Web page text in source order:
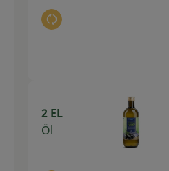
Auswahl ändern
2 EL
Öl